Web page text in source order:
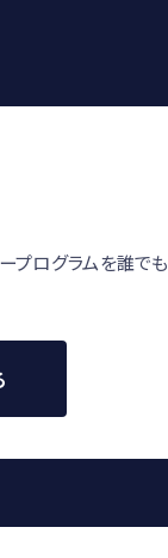
プログラムを誰でも